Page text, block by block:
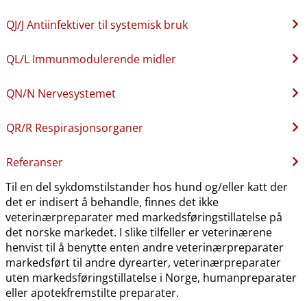
QJ​/​J Antiinfektiver til systemisk bruk
QL​/​L Immunmodulerende midler
QN​/​N Nervesystemet
QR​/​R Respirasjonsorganer
Referanser
Til en del sykdomstilstander hos hund og​/​eller katt der
det er indisert å behandle, finnes det ikke
veterinærpreparater med markedsføringstillatelse på
det norske markedet. I slike tilfeller er veterinærene
henvist til å benytte enten andre veterinærpreparater
markedsført til andre dyrearter, veterinærpreparater
uten markedsføringstillatelse i Norge, humanpreparater
eller apotekfremstilte preparater.